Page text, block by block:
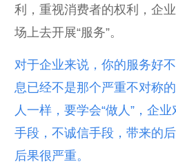
利，重视消费者的权利，企
场上去开展“服务”。
对于企业来说，你的服务好
息已经不是那个严重不对称
人一样，要学会“做人”，企
手段，不诚信手段，带来的
后果很严重。